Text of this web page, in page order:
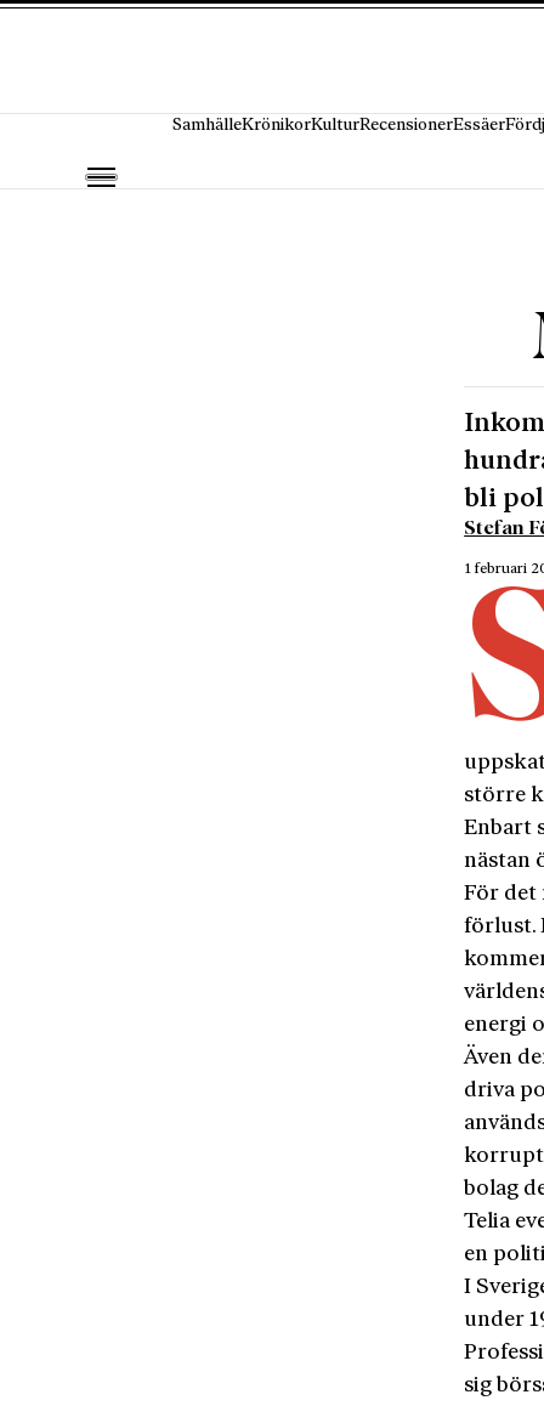
SamhälleKrönikorKulturRecensionerEssäer
bli
Stefan
1 februari
större
Enbart
nästan
För det
förlust.
energi
Även
driva
bolag
Telia
en
I
under
sig